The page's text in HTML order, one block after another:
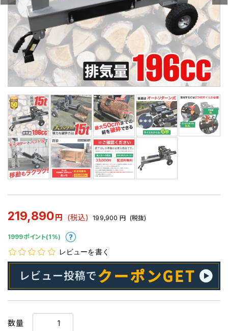
219,890 円 (税込) 199,900 円 (税抜)
1999ポイント(1%)
レビューを書く
数量